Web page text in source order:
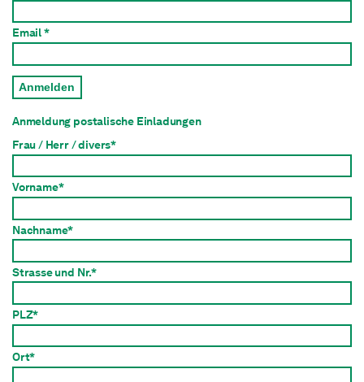
Email *
Anmelden
Anmeldung postalische Einladungen
Frau / Herr / divers*
Vorname*
Nachname*
Strasse und Nr.*
PLZ*
Ort*